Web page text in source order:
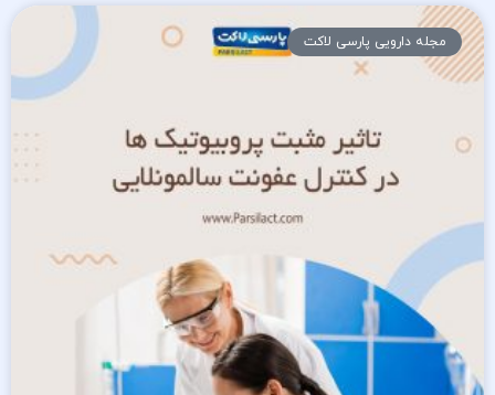
مجله دارویی پارسی لاکت